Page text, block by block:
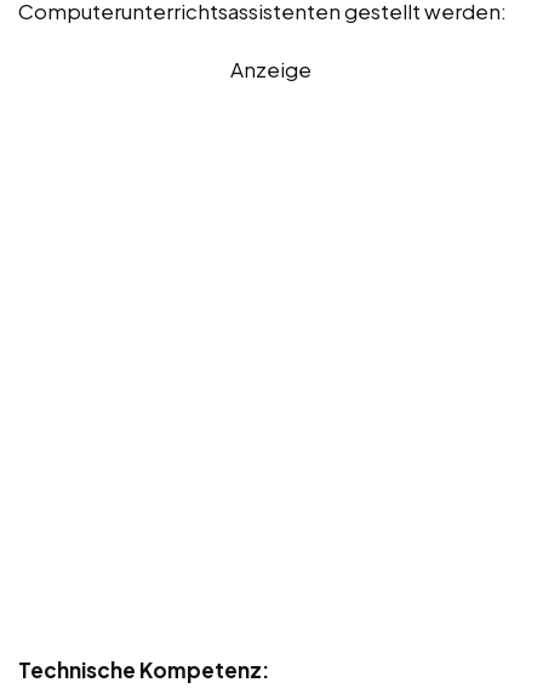
Computerunterrichtsassistenten gestellt werden:
Anzeige
Technische Kompetenz: